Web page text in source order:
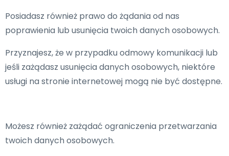
Posiadasz również prawo do żądania od nas
poprawienia lub usunięcia twoich danych osobowych.
Przyznajesz, że w przypadku odmowy komunikacji lub
jeśli zażądasz usunięcia danych osobowych, niektóre
usługi na stronie internetowej mogą nie być dostępne.
Możesz również zażądać ograniczenia przetwarzania
twoich danych osobowych.